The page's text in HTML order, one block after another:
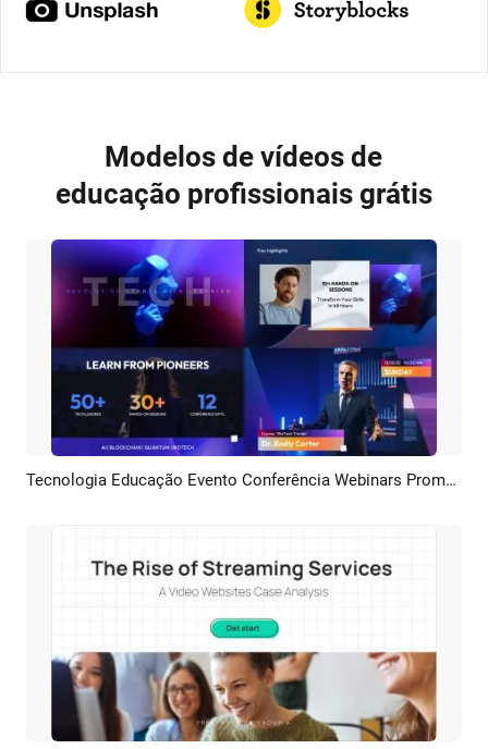
Modelos de vídeos de
educação profissionais grátis
Pré-visualizar Criar IA Tecnologia Educação Evento Conferência Webinars Promoção